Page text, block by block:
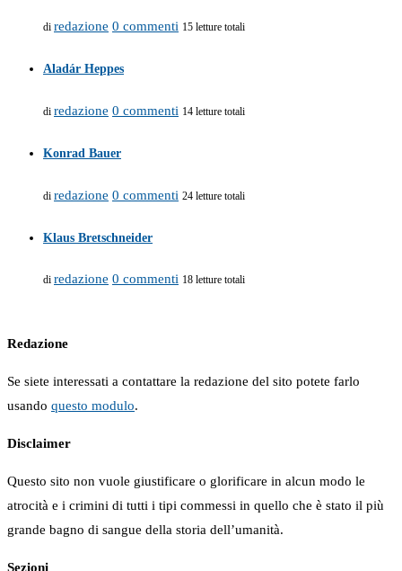
di redazione 0 commenti 15 letture totali
Aladár Heppes
di redazione 0 commenti 14 letture totali
Konrad Bauer
di redazione 0 commenti 24 letture totali
Klaus Bretschneider
di redazione 0 commenti 18 letture totali
Redazione
Se siete interessati a contattare la redazione del sito potete farlo
usando questo modulo.
Disclaimer
Questo sito non vuole giustificare o glorificare in alcun modo le
atrocità e i crimini di tutti i tipi commessi in quello che è stato il più
grande bagno di sangue della storia dell’umanità.
Sezioni